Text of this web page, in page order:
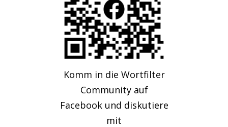
Komm in die Wortfilter
Community auf
Facebook und diskutiere
mit